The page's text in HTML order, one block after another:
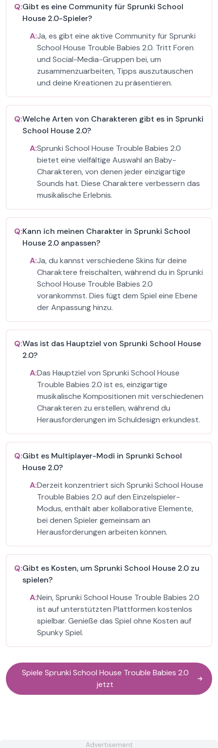
Q:Gibt es eine Community für Sprunki School
House 2.0-Spieler?
A:Ja, es gibt eine aktive Community für Sprunki
School House Trouble Babies 2.0. Tritt Foren
und Social-Media-Gruppen bei, um
zusammenzuarbeiten, Tipps auszutauschen
und deine Kreationen zu präsentieren.
Q:Welche Arten von Charakteren gibt es in Sprunki
School House 2.0?
A:Sprunki School House Trouble Babies 2.0
bietet eine vielfältige Auswahl an Baby-
Charakteren, von denen jeder einzigartige
Sounds hat. Diese Charaktere verbessern das
musikalische Erlebnis.
Q:Kann ich meinen Charakter in Sprunki School
House 2.0 anpassen?
A:Ja, du kannst verschiedene Skins für deine
Charaktere freischalten, während du in Sprunki
School House Trouble Babies 2.0
vorankommst. Dies fügt dem Spiel eine Ebene
der Anpassung hinzu.
Q:Was ist das Hauptziel von Sprunki School House
2.0?
A:Das Hauptziel von Sprunki School House
Trouble Babies 2.0 ist es, einzigartige
musikalische Kompositionen mit verschiedenen
Charakteren zu erstellen, während du
Herausforderungen im Schuldesign erkundest.
Q:Gibt es Multiplayer-Modi in Sprunki School
House 2.0?
A:Derzeit konzentriert sich Sprunki School House
Trouble Babies 2.0 auf den Einzelspieler-
Modus, enthält aber kollaborative Elemente,
bei denen Spieler gemeinsam an
Herausforderungen arbeiten können.
Q:Gibt es Kosten, um Sprunki School House 2.0 zu
spielen?
A:Nein, Sprunki School House Trouble Babies 2.0
ist auf unterstützten Plattformen kostenlos
spielbar. Genieße das Spiel ohne Kosten auf
Spunky Spiel.
Spiele Sprunki School House Trouble Babies 2.0
jetzt
Advertisement